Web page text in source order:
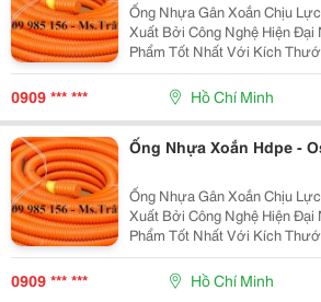
Ống Nhựa Gân Xoắn Chịu
Xuất Bởi Công Nghệ Hiện Đại
Phẩm Tốt Nhất Với Kích
Từ 25Mm Đến 250Mm . Ưu Điểm: Độ Dài Liên Tục, Dễ
Dàng Uốn Cong, Khả Năng
0909 *** *** Hồ Chí Minh
Ống Nhựa Xoắn Hdpe -
Ống Nhựa Gân Xoắn Chịu
Xuất Bởi Công Nghệ Hiện Đại
Phẩm Tốt Nhất Với Kích
Từ 25Mm Đến 250Mm . Ưu Điểm: Độ Dài Liên Tục, Dễ
Dàng Uốn Cong, Khả Năng
0909 *** *** Hồ Chí Minh